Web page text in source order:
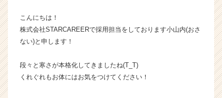
ャ
企
業
こんにちは！
株式会社STARCAREERで採用担当をしております小山内(おさ
ない)と申します！
段々と寒さが本格化してきましたね(T_T)
くれぐれもお体にはお気をつけてください！